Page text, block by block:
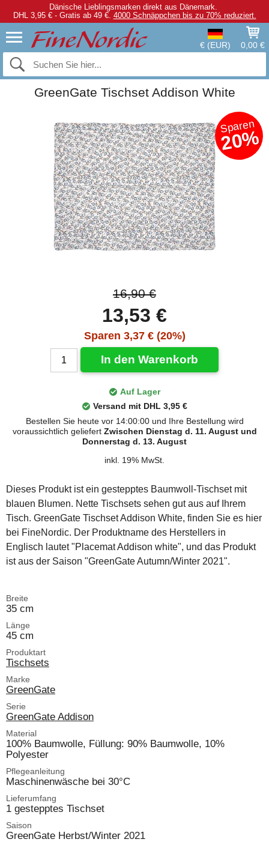
Dänische Lieblingsmarken direkt aus Dänemark.
DHL 3,95 € - Gratis ab 49 €. 4000 Schnäppchen bis zu 70% reduziert.
€ (EUR) 0,00 €
GreenGate Tischset Addison White
Sparen
20%
16,90 €
13,53 €
Sparen 3,37 € (20%)
In den Warenkorb
Auf Lager
Versand mit DHL 3,95 €
Bestellen Sie heute vor 14:00:00 und Ihre Bestellung wird
voraussichtlich geliefert Zwischen Dienstag d. 11. August und
Donnerstag d. 13. August
inkl. 19% MwSt.
Dieses Produkt ist ein gestepptes Baumwoll-Tischset mit
blauen Blumen. Nette Tischsets sehen gut aus auf Ihrem
Tisch. GreenGate Tischset Addison White, finden Sie es hier
bei FineNordic. Der Produktname des Herstellers in
Englisch lautet "Placemat Addison white", und das Produkt
ist aus der Saison "GreenGate Autumn/Winter 2021".
Breite
35 cm
Länge
45 cm
Produktart
Tischsets
Marke
GreenGate
Serie
GreenGate Addison
Material
100% Baumwolle, Füllung: 90% Baumwolle, 10%
Polyester
Pflegeanleitung
Maschinenwäsche bei 30°C
Lieferumfang
1 gestepptes Tischset
Saison
GreenGate Herbst/Winter 2021